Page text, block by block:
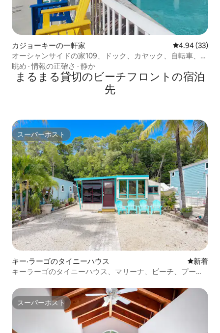
カジョーキーの一軒家 レビュー33
4.94 (33)
オーシャンサイドの家109、ドック、カヤック、自転車、プ
ール、釣り
眺め ·情報の正確さ · 静か
まるまる貸切のビーチフロントの宿泊
先
スーパーホスト
スーパーホスト
キー·ラーゴのタイニーハウス 新しい宿
新着
キーラーゴのタイニーハウス、マリーナ、ビーチ、プール
スーパーホスト
スーパーホスト